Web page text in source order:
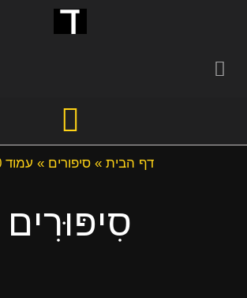
דף הבית »סיפורים » עמוד 10
סִיפּוּרִים